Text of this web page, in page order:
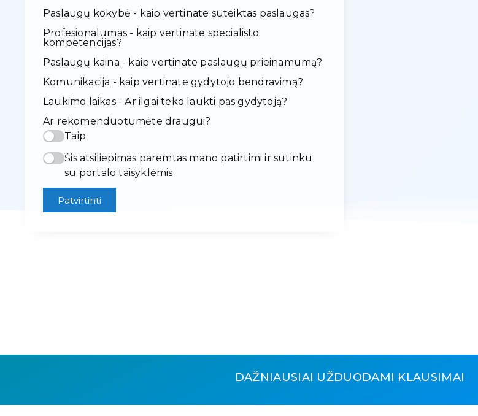
Paslaugų kokybė - kaip vertinate suteiktas paslaugas?
Profesionalumas - kaip vertinate specialisto
kompetencijas?
Paslaugų kaina - kaip vertinate paslaugų prieinamumą?
Komunikacija - kaip vertinate gydytojo bendravimą?
Laukimo laikas - Ar ilgai teko laukti pas gydytoją?
Ar rekomenduotumėte draugui?
Taip
Šis atsiliepimas paremtas mano patirtimi ir sutinku
su portalo taisyklėmis
Patvirtinti
DAŽNIAUSIAI UŽDUODAMI KLAUSIMAI